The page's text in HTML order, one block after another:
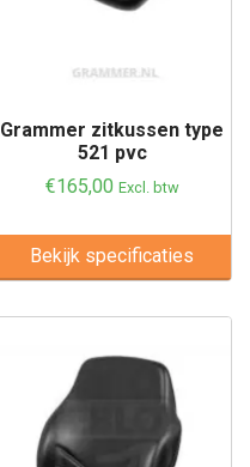
Grammer zitkussen type
521 pvc
€165,00 Excl. btw
Bekijk specificaties